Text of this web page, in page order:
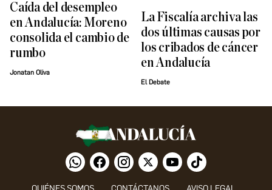
Caída del desempleo
en Andalucía: Moreno
consolida el cambio de
rumbo
Jonatan Oliva
La Fiscalía archiva las
dos últimas causas por
los cribados de cáncer
en Andalucía
El Debate